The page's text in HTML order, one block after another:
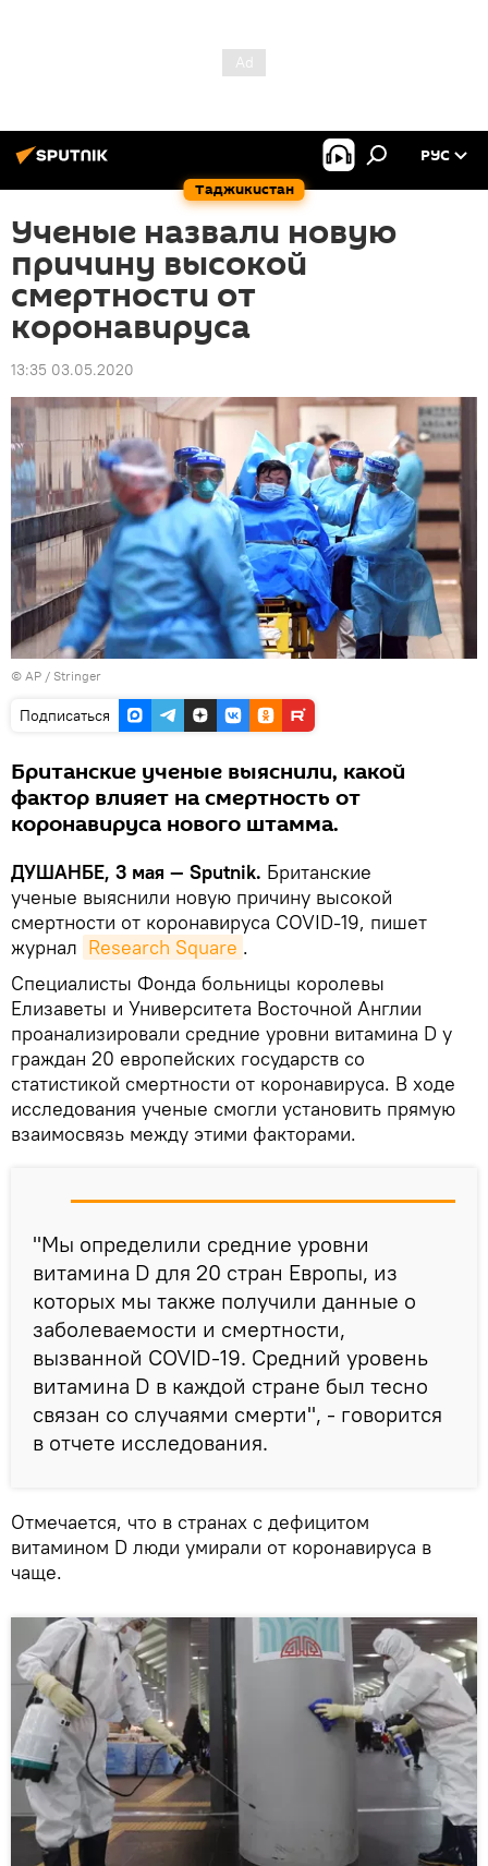
Таджикистан
РУС
Ученые назвали новую
причину высокой
смертности от
коронавируса
13:35 03.05.2020
© AP / Stringer
Подписаться
Британские ученые выяснили, какой
фактор влияет на смертность от
коронавируса нового штамма.
ДУШАНБЕ, 3 мая — Sputnik. Британские
ученые выяснили новую причину высокой
смертности от коронавируса COVID-19, пишет
журнал Research Square .
Специалисты Фонда больницы королевы
Елизаветы и Университета Восточной Англии
проанализировали средние уровни витамина D у
граждан 20 европейских государств со
статистикой смертности от коронавируса. В ходе
исследования ученые смогли установить прямую
взаимосвязь между этими факторами.
"Мы определили средние уровни
витамина D для 20 стран Европы, из
которых мы также получили данные о
заболеваемости и смертности,
вызванной COVID-19. Средний уровень
витамина D в каждой стране был тесно
связан со случаями смерти", - говорится
в отчете исследования.
Отмечается, что в странах с дефицитом
витамином D люди умирали от коронавируса в
чаще.